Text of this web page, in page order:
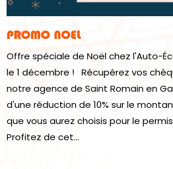
PROMO NOEL
Offre spéciale de Noël chez l'Auto-
le 1 décembre ! Récupérez vos
notre agence de Saint Romain en
d'une réduction de 10% sur le
que vous aurez choisis pour le
Profitez de cet...